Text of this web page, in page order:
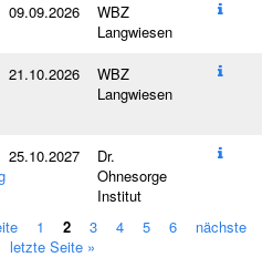
09.09.2026
WBZ
Langwiesen
21.10.2026
WBZ
Langwiesen
25.10.2027
Dr.
Ohnesorge
Institut
1 2 3 4 5 6
nächste
letzte Seite »